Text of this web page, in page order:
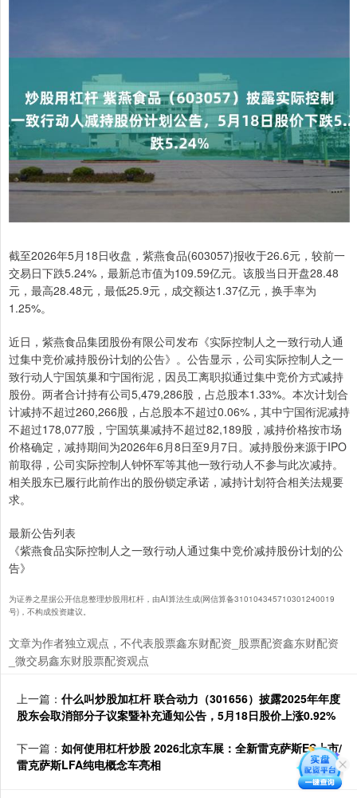
截至2026年5月18日收盘，紫燕食品(603057)报收于26.6元，较前一
交易日下跌5.24%，最新总市值为109.59亿元。该股当日开盘28.48
元，最高28.48元，最低25.9元，成交额达1.37亿元，换手率为
1.25%。
近日，紫燕食品集团股份有限公司发布《实际控制人之一致行动人通
过集中竞价减持股份计划的公告》。公告显示，公司实际控制人之一
致行动人宁国筑巢和宁国衔泥，因员工离职拟通过集中竞价方式减持
股份。两者合计持有公司5,479,286股，占总股本1.33%。本次计划合
计减持不超过260,266股，占总股本不超过0.06%，其中宁国衔泥减持
不超过178,077股，宁国筑巢减持不超过82,189股，减持价格按市场
价格确定，减持期间为2026年6月8日至9月7日。减持股份来源于IPO
前取得，公司实际控制人钟怀军等其他一致行动人不参与此次减持。
相关股东已履行此前作出的股份锁定承诺，减持计划符合相关法规要
求。
最新公告列表
《紫燕食品实际控制人之一致行动人通过集中竞价减持股份计划的公
告》
为证券之星据公开信息整理炒股用杠杆，由AI算法生成(网信算备310104345710301240019
号)，不构成投资建议。
文章为作者独立观点，不代表股票鑫东财配资_股票配资鑫东财配资
_微交易鑫东财股票配资观点
上一篇： 什么叫炒股加杠杆 联合动力（301656）披露2025年年度
股东会取消部分子议案暨补充通知公告，5月18日股价上涨0.92%
下一篇： 如何使用杠杆炒股 2026北京车展：全新雷克萨斯ES上市/
雷克萨斯LFA纯电概念车亮相